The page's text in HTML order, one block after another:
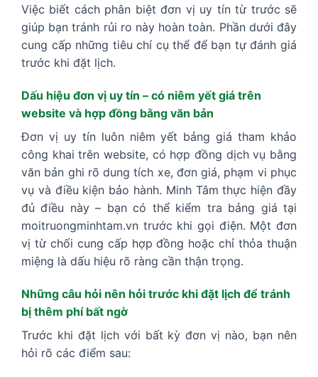
Việc biết cách phân biệt đơn vị uy tín từ trước sẽ
giúp bạn tránh rủi ro này hoàn toàn. Phần dưới đây
cung cấp những tiêu chí cụ thể để bạn tự đánh giá
trước khi đặt lịch.
Dấu hiệu đơn vị uy tín – có niêm yết giá trên
website và hợp đồng bằng văn bản
Đơn vị uy tín luôn niêm yết bảng giá tham khảo
công khai trên website, có hợp đồng dịch vụ bằng
văn bản ghi rõ dung tích xe, đơn giá, phạm vi phục
vụ và điều kiện bảo hành. Minh Tâm thực hiện đầy
đủ điều này – bạn có thể kiểm tra bảng giá tại
moitruongminhtam.vn trước khi gọi điện. Một đơn
vị từ chối cung cấp hợp đồng hoặc chỉ thỏa thuận
miệng là dấu hiệu rõ ràng cần thận trọng.
Những câu hỏi nên hỏi trước khi đặt lịch để tránh
bị thêm phí bất ngờ
Trước khi đặt lịch với bất kỳ đơn vị nào, bạn nên
hỏi rõ các điểm sau: